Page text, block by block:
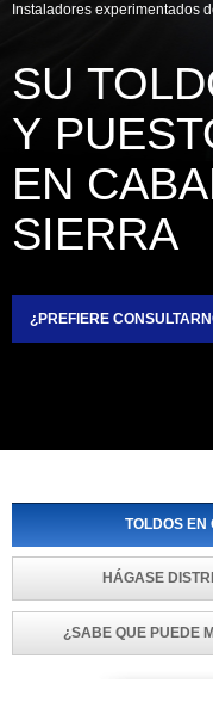
Instaladores
SU
Y
EN
SIERRA
¿PREFIERE
TOLDOS
HÁGASE